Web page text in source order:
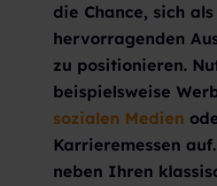
die Chance, sich als
hervorragenden
zu positionieren.
beispielsweise
sozialen Medien
Karrieremessen
neben Ihren